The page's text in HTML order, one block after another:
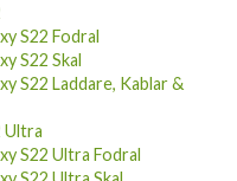
S22 Fodral
S22 Skal
S22 Laddare, Kablar &
Ultra
S22 Ultra Fodral